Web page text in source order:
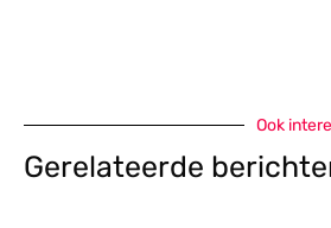
Ook
Gerelateerde